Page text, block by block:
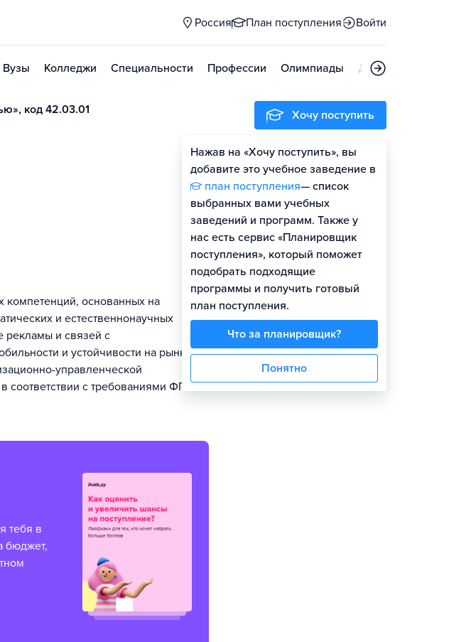
Россия План поступления Войти
Вузы Колледжи Специальности Профессии Олимпиады Дни открытых
код 42.03.01
основанных на
и естественнонаучных
рекламы и связей с
и устойчивости на рынке
управленческой
соответствии с требованиями ФГОС
тебя в
бюджет,
Хочу поступить
Нажав на «Хочу поступить», вы
добавите это учебное заведение в
план поступления— список
выбранных вами учебных
заведений и программ. Также у
нас есть сервис «Планировщик
поступления», который поможет
подобрать подходящие
программы и получить готовый
план поступления.
Что за планировщик?
Понятно
Гайд по поступлению